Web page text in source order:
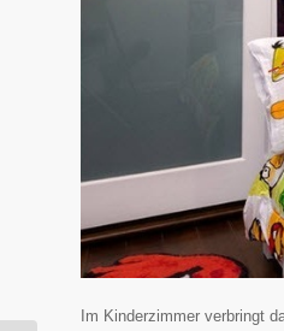
Im Kinderzimmer verbringt